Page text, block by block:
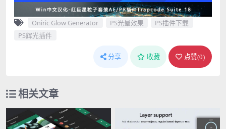
Oniric Glow Generator PS光晕效果
PS插件下载
PS辉光插件
分享 收藏 点赞(0)
相关文章